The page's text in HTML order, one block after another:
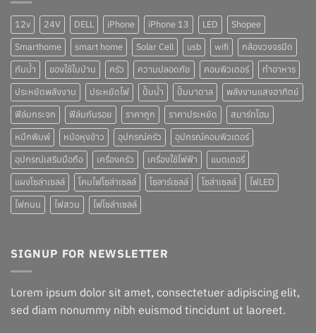
12v 24V DELL iPhone iPhone 13 LED
Shopee
Smarthome
smart home Solar Cell usb wifi
กล้องวงจรปิด
กันน้ำ
ของใช้ในบ้าน ครัว ความปลอดภัย คอมพิวเตอร์
ทำอาหาร
ประหยัดพลังงาน
ประหยัดไฟ ปั๊มน้ำ ปั๊มบาดาล
พลังงานแสงอาทิตย์
ฟิล์มกระจก
ฟิล์มกันรอย ราคาถูก ราคาประหยัด
สมาร์ทโฮม
หมึกพิมพ์
หม้อหุงข้าว อุปกรณ์ครัว
อุปกรณ์คอมพิวเตอร์
อุปกรณ์เสริมมือถือ
เครื่องครัว เครื่องใช้ไฟฟ้า
แบตเตอรี่
แผงโซล่าเซลล์
โคมไฟโซล่าเซลล์ โซลาร์เซลล์ โซล่าเซลล์
ไฟLED
ไฟถนน
ไฟสวน ไฟโซล่าเซลล์
SIGNUP FOR NEWSLETTER
Lorem ipsum dolor sit amet, consectetuer adipiscing elit,
sed diam nonummy nibh euismod tincidunt ut laoreet.